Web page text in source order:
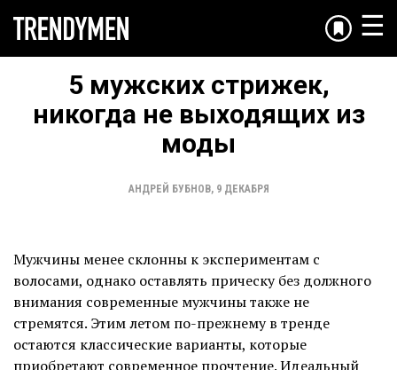
☰
5 мужских стрижек,
никогда не выходящих из
моды
АНДРЕЙ БУБНОВ, 9 ДЕКАБРЯ
Мужчины менее склонны к экспериментам с
волосами, однако оставлять прическу без должного
внимания современные мужчины также не
стремятся. Этим летом по-прежнему в тренде
остаются классические варианты, которые
приобретают современное прочтение. Идеальный